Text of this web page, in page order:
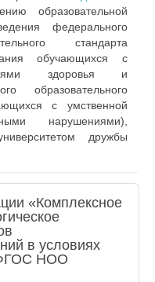
образовательной
федерального
стандарта
обучающихся с
здоровья и
образовательного
с умственной
нарушениями),
дружбы
«Комплексное
в условиях
ФГОС НОО